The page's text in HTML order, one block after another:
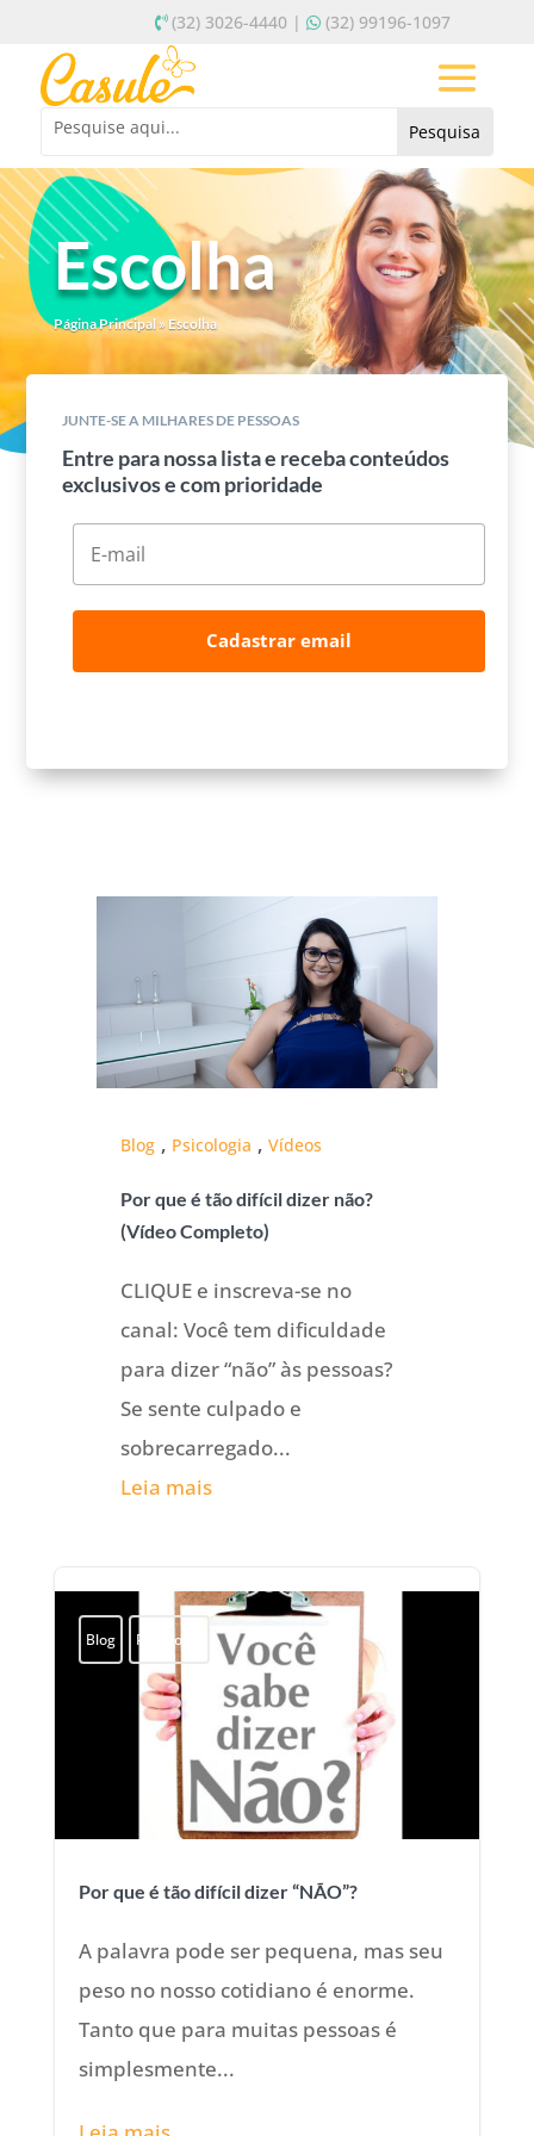
(32) 3026-4440 | (32) 99196-1097
Escolha
Página Principal» Escolha
JUNTE-SE A MILHARES DE PESSOAS
Entre para nossa lista e receba conteúdos
exclusivos e com prioridade
Cadastrar email
Blog , Psicologia , Vídeos
Por que é tão difícil dizer não?
(Vídeo Completo)
CLIQUE e inscreva-se no
canal: Você tem dificuldade
para dizer “não” às pessoas?
Se sente culpado e
sobrecarregado...
Leia mais
Blog Psicologia
Por que é tão difícil dizer “NÃO”?
A palavra pode ser pequena, mas seu
peso no nosso cotidiano é enorme.
Tanto que para muitas pessoas é
simplesmente...